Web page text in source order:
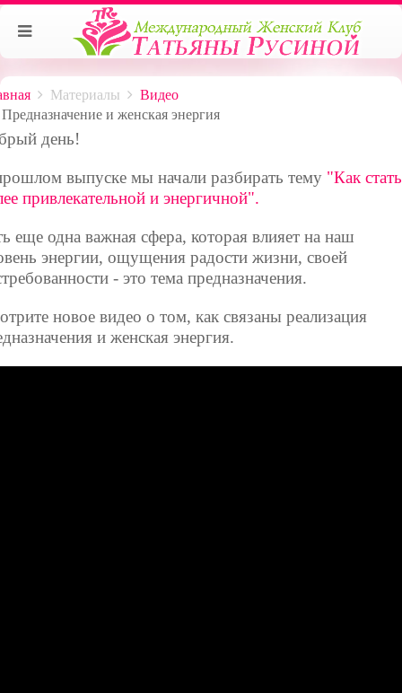
Материалы
Видео
Предназначение и женская энергия
день!
выпуске мы начали разбирать тему "Как стать
привлекательной и энергичной".
еще одна важная сфера, которая влияет на наш
энергии, ощущения радости жизни, своей
- это тема предназначения.
новое видео о том, как связаны реализация
и женская энергия.